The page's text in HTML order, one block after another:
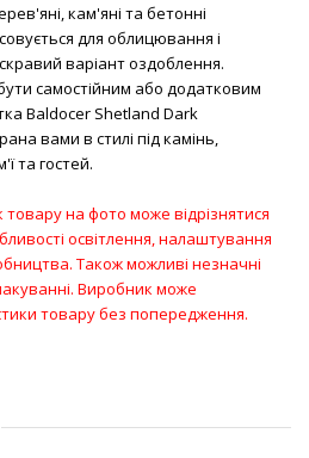
кам'яні та бетонні
для облицювання і
варіант оздоблення.
самостійним або додатковим
Baldocer Shetland Dark
вами в стилі під камінь,
та гостей.
товару на фото може відрізнятися
освітлення, налаштування
Також можливі незначні
Виробник може
товару без попередження.